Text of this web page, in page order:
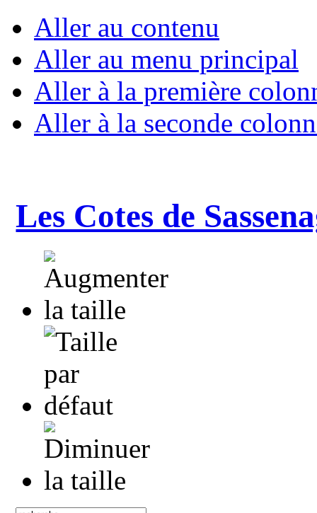
Aller au contenu
Aller au menu principal
Aller à la première
Aller à la seconde
Les Cotes de